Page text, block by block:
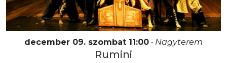
december 09. szombat 11:00 • Nagyterem
Rumini